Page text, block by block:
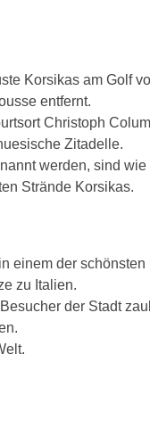
Korsikas am Golf
entfernt.
Christoph
Zitadelle.
werden, sind wie
Strände Korsikas.
einem der schönsten
zu Italien.
der Stadt